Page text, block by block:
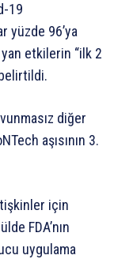
19
yüzde 96’ya
etkilerin “ilk 2
diğer
aşısının 3.
için
FDA’nın
uygulama